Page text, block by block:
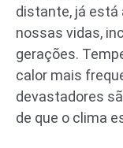
distante, já
nossas vidas,
gerações.
calor mais
devastadores
de que o clima